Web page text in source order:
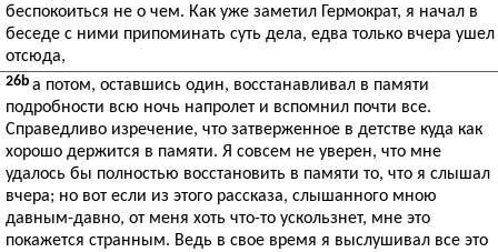
беспокоиться не о чем. Как уже заметил Гермократ, я начал в
беседе с ними припоминать суть дела, едва только вчера ушел
отсюда,
26b а потом, оставшись один, восстанавливал в памяти
подробности всю ночь напролет и вспомнил почти все.
Справедливо изречение, что затверженное в детстве куда как
хорошо держится в памяти. Я совсем не уверен, что мне
удалось бы полностью восстановить в памяти то, что я слышал
вчера; но вот если из этого рассказа, слышанного мною
давным-давно, от меня хоть что-то ускользнет, мне это
покажется странным. Ведь в свое время я выслушивал все это